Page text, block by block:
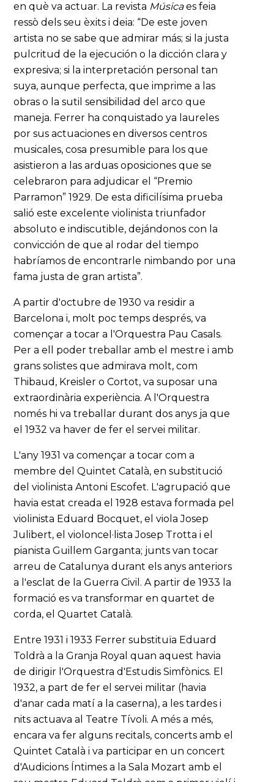
en què va actuar. La revista Músicaes feia
ressò dels seu èxits i deia: “De este joven
artista no se sabe que admirar más; si la justa
pulcritud de la ejecución o la dicción clara y
expresiva; si la interpretación personal tan
suya, aunque perfecta, que imprime a las
obras o la sutil sensibilidad del arco que
maneja. Ferrer ha conquistado ya laureles
por sus actuaciones en diversos centros
musicales, cosa presumible para los que
asistieron a las arduas oposiciones que se
celebraron para adjudicar el “Premio
Parramon” 1929. De esta dificilísima prueba
salió este excelente violinista triunfador
absoluto e indiscutible, dejándonos con la
convicción de que al rodar del tiempo
habríamos de encontrarle nimbando por una
fama justa de gran artista”.
A partir d'octubre de 1930 va residir a
Barcelona i, molt poc temps després, va
començar a tocar a l'Orquestra Pau Casals.
Per a ell poder treballar amb el mestre i amb
grans solistes que admirava molt, com
Thibaud, Kreisler o Cortot, va suposar una
extraordinària experiència. A l'Orquestra
només hi va treballar durant dos anys ja que
el 1932 va haver de fer el servei militar.
L'any 1931 va començar a tocar com a
membre del Quintet Català, en substitució
del violinista Antoni Escofet. L'agrupació que
havia estat creada el 1928 estava formada pel
violinista Eduard Bocquet, el viola Josep
Julibert, el violoncel·lista Josep Trotta i el
pianista Guillem Garganta; junts van tocar
arreu de Catalunya durant els anys anteriors
a l'esclat de la Guerra Civil. A partir de 1933 la
formació es va transformar en quartet de
corda, el Quartet Català.
Entre 1931 i 1933 Ferrer substituïa Eduard
Toldrà a la Granja Royal quan aquest havia
de dirigir l'Orquestra d'Estudis Simfònics. El
1932, a part de fer el servei militar (havia
d'anar cada matí a la caserna), a les tardes i
nits actuava al Teatre Tívoli. A més a més,
encara va fer alguns recitals, concerts amb el
Quintet Català i va participar en un concert
d'Audicions Íntimes a la Sala Mozart amb el